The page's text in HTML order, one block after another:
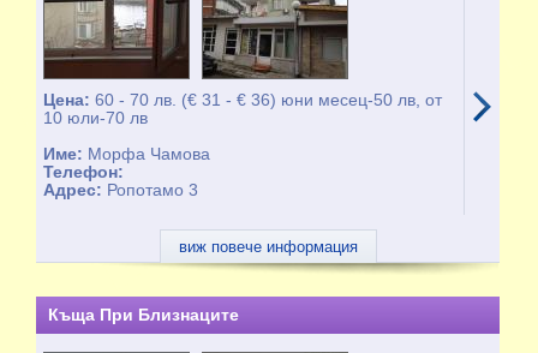
Цена:60 - 70 лв. (€ 31 - € 36) юни месец-50 лв, от
10 юли-70 лв
Име: Морфа Чамова
Телефон:
Адрес: Ропотамо 3
виж повече информация
Къща При Близнаците